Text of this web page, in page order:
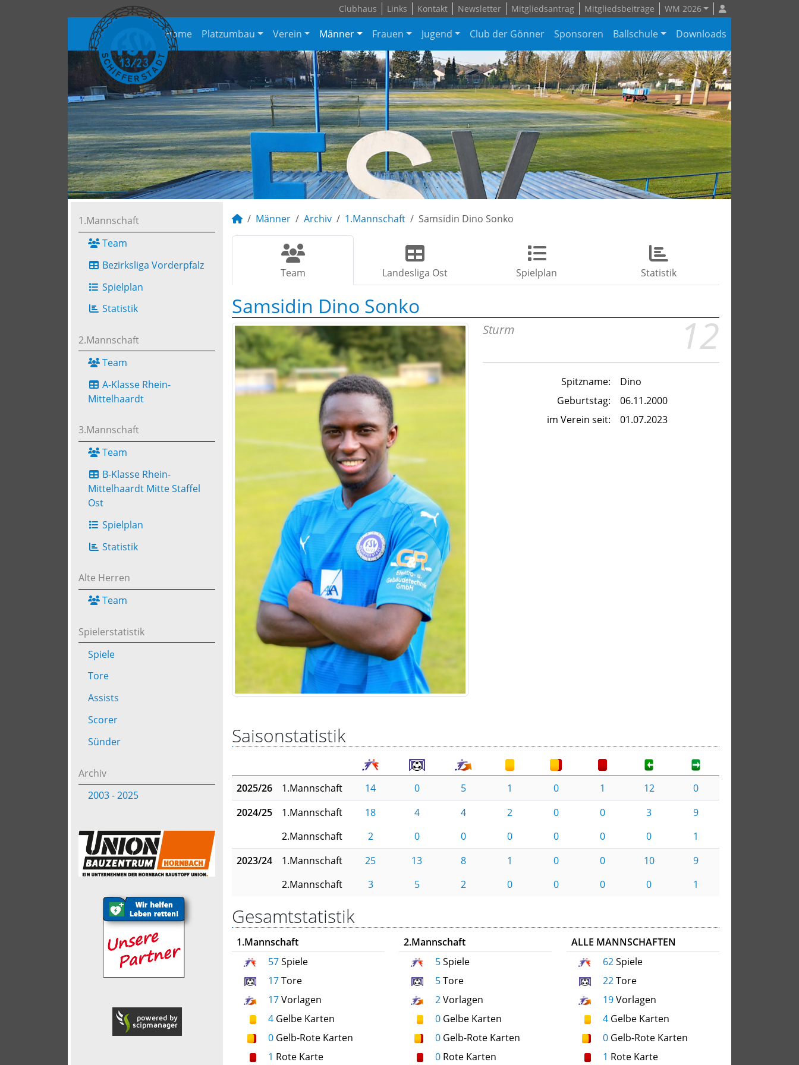
Clubhaus Links Kontakt Newsletter Mitgliedsantrag Mitgliedsbeiträge WM 2026
Home Platzumbau Verein Männer Frauen Jugend Club der Gönner Sponsoren Ballschule Downloads
1.Mannschaft
Team
Bezirksliga Vorderpfalz
Spielplan
Statistik
2.Mannschaft
Team
A-Klasse Rhein-
Mittelhaardt
3.Mannschaft
Team
B-Klasse Rhein-
Mittelhaardt Mitte Staffel
Ost
Spielplan
Statistik
Alte Herren
Team
Spielerstatistik
Spiele
Tore
Assists
Scorer
Sünder
Archiv
2003 - 2025
Männer Archiv 1.Mannschaft Samsidin Dino Sonko
Team Landesliga Ost Spielplan Statistik
Samsidin Dino Sonko
12
Sturm
Spitzname:
Dino
Geburtstag:
06.11.2000
im Verein seit:
01.07.2023
Saisonstatistik
2025/26 1.Mannschaft 14 0 5 1 0 1 12
0
2024/25
1.Mannschaft 18 4 4 2 0 0 3
9
2.Mannschaft
2 0 0 0 0 0 0
1
2023/24
1.Mannschaft 25 13 8 1 0 0 10
9
2.Mannschaft
3 5 2 0 0 0 0 1
Gesamtstatistik
1.Mannschaft
57Spiele
17Tore
17Vorlagen
4 Gelbe Karten
0 Gelb-Rote Karten
1 Rote Karte
2.Mannschaft
5Spiele
5Tore
2Vorlagen
0 Gelbe Karten
0 Gelb-Rote Karten
0 Rote Karten
ALLE MANNSCHAFTEN
62Spiele
22Tore
19Vorlagen
4Gelbe Karten
0Gelb-Rote Karten
1 Rote Karte